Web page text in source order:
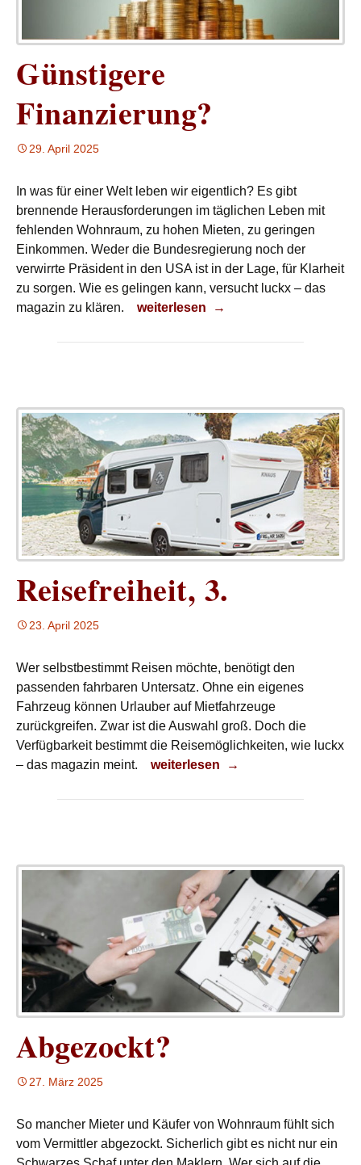
Günstigere
Finanzierung?
29. April 2025
In was für einer Welt leben wir eigentlich? Es gibt
brennende Herausforderungen im täglichen Leben mit
fehlenden Wohnraum, zu hohen Mieten, zu geringen
Einkommen. Weder die Bundesregierung noch der
verwirrte Präsident in den USA ist in der Lage, für Klarheit
zu sorgen. Wie es gelingen kann, versucht luckx – das
magazin zu klären.
Günstigere Finanzierung?
weiterlesen →
Reisefreiheit, 3.
23. April 2025
Wer selbstbestimmt Reisen möchte, benötigt den
passenden fahrbaren Untersatz. Ohne ein eigenes
Fahrzeug können Urlauber auf Mietfahrzeuge
zurückgreifen. Zwar ist die Auswahl groß. Doch die
Verfügbarkeit bestimmt die Reisemöglichkeiten, wie luckx
– das magazin meint.
Reisefreiheit, 3.
weiterlesen →
Abgezockt?
27. März 2025
So mancher Mieter und Käufer von Wohnraum fühlt sich
vom Vermittler abgezockt. Sicherlich gibt es nicht nur ein